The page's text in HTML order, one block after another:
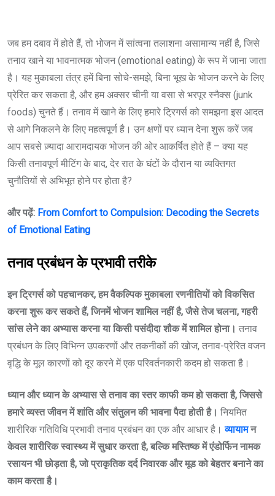
जब हम दबाव में होते हैं, तो भोजन में सांत्वना तलाशना असामान्य नहीं है, जिसे
तनाव खाने या भावनात्मक भोजन (emotional eating) के रूप में जाना जाता
है। यह मुकाबला तंत्र हमें बिना सोचे-समझे, बिना भूख के भोजन करने के लिए
प्रेरित कर सकता है, और हम अक्सर चीनी या वसा से भरपूर स्नैक्स (junk
foods) चुनते हैं। तनाव में खाने के लिए हमारे ट्रिगर्स को समझना इस आदत
से आगे निकलने के लिए महत्वपूर्ण है। उन क्षणों पर ध्यान देना शुरू करें जब
आप सबसे ज़्यादा आरामदायक भोजन की ओर आकर्षित होते हैं – क्या यह
किसी तनावपूर्ण मीटिंग के बाद, देर रात के घंटों के दौरान या व्यक्तिगत
चुनौतियों से अभिभूत होने पर होता है?
और पढ़ें: From Comfort to Compulsion: Decoding the Secrets
of Emotional Eating
तनाव प्रबंधन के प्रभावी तरीके
इन ट्रिगर्स को पहचानकर, हम वैकल्पिक मुकाबला रणनीतियों को विकसित
करना शुरू कर सकते हैं, जिनमें भोजन शामिल नहीं है, जैसे तेज चलना, गहरी
सांस लेने का अभ्यास करना या किसी पसंदीदा शौक में शामिल होना। तनाव
प्रबंधन के लिए विभिन्न उपकरणों और तकनीकों की खोज, तनाव-प्रेरित वजन
वृद्धि के मूल कारणों को दूर करने में एक परिवर्तनकारी कदम हो सकता है।
ध्यान और ध्यान के अभ्यास से तनाव का स्तर काफी कम हो सकता है, जिससे
हमारे व्यस्त जीवन में शांति और संतुलन की भावना पैदा होती है। नियमित
शारीरिक गतिविधि प्रभावी तनाव प्रबंधन का एक और आधार है। व्यायामन
केवल शारीरिक स्वास्थ्य में सुधार करता है, बल्कि मस्तिष्क में एंडोर्फिन नामक
रसायन भी छोड़ता है, जो प्राकृतिक दर्द निवारक और मूड को बेहतर बनाने का
काम करता है।